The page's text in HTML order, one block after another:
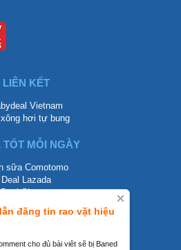
đăng tin rao vặt hiệu
cho đủ bài viêt sẽ bị Baned
LIÊN KẾT
Vietnam
xông hơi tự bung
TỐT MỖI NGÀY
sữa Comotomo
Deal Lazada
Deal Shopee
LIÊN HỆ
0858002468